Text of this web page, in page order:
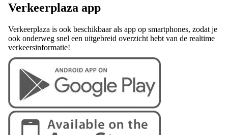
Verkeerplaza app
Verkeerplaza is ook beschikbaar als app op smartphones, zodat je
ook onderweg snel een uitgebreid overzicht hebt van de realtime
verkeersinformatie!